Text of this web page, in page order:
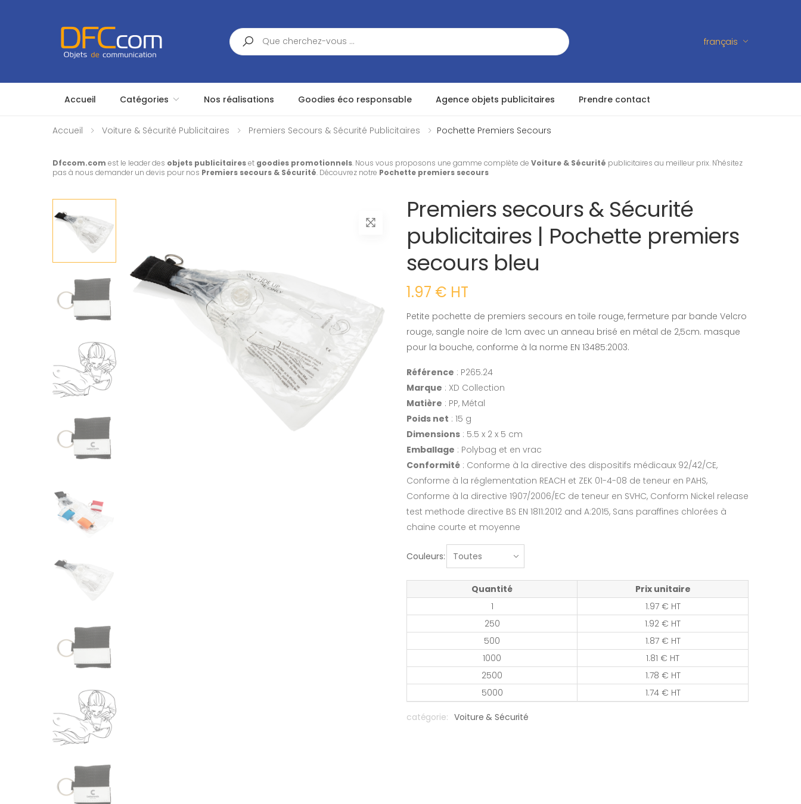
Search
français
Accueil Catégories Nos réalisations Goodies éco responsable Agence objets publicitaires Prendre contact
Accueil Voiture & Sécurité Publicitaires Premiers Secours & Sécurité Publicitaires Pochette Premiers Secours
Dfccom.com est le leader des objets publicitaireset goodies promotionnels. Nous vous proposons une gamme complète de Voiture & Sécurité publicitaires au meilleur prix. N'hésitez
pas à nous demander un devis pour nos Premiers secours & Sécurité. Découvrez notre Pochette premiers secours
Premiers secours & Sécurité
publicitaires | Pochette premiers
secours bleu
1.97 € HT
Petite pochette de premiers secours en toile rouge, fermeture par bande Velcro
rouge, sangle noire de 1cm avec un anneau brisé en métal de 2,5cm. masque
pour la bouche, conforme à la norme EN 13485:2003.
Référence : P265.24
Marque : XD Collection
Matière : PP, Métal
Poids net : 15 g
Dimensions : 5.5 x 2 x 5 cm
Emballage : Polybag et en vrac
Conformité : Conforme à la directive des dispositifs médicaux 92/42/CE,
Conforme à la réglementation REACH et ZEK 01-4-08 de teneur en PAHS,
Conforme à la directive 1907/2006/EC de teneur en SVHC, Conform Nickel release
test methode directive BS EN 1811:2012 and A:2015, Sans paraffines chlorées à
chaine courte et moyenne
Couleurs:
Quantité
Prix unitaire
1
1.97 € HT
250
1.92 € HT
500
1.87 € HT
1000
1.81 € HT
2500
1.78 € HT
5000
1.74 € HT
catégorie: Voiture & Sécurité